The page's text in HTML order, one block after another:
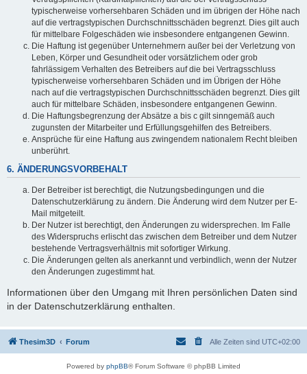
typischerweise vorhersehbaren Schäden und im übrigen der Höhe nach
auf die vertragstypischen Durchschnittsschäden begrenzt. Dies gilt auch
für mittelbare Folgeschäden wie insbesondere entgangenen Gewinn.
Die Haftung ist gegenüber Unternehmern außer bei der Verletzung von
Leben, Körper und Gesundheit oder vorsätzlichem oder grob
fahrlässigem Verhalten des Betreibers auf die bei Vertragsschluss
typischerweise vorhersehbaren Schäden und im Übrigen der Höhe
nach auf die vertragstypischen Durchschnittsschäden begrenzt. Dies gilt
auch für mittelbare Schäden, insbesondere entgangenen Gewinn.
Die Haftungsbegrenzung der Absätze a bis c gilt sinngemäß auch
zugunsten der Mitarbeiter und Erfüllungsgehilfen des Betreibers.
Ansprüche für eine Haftung aus zwingendem nationalem Recht bleiben
unberührt.
6. ÄNDERUNGSVORBEHALT
Der Betreiber ist berechtigt, die Nutzungsbedingungen und die
Datenschutzerklärung zu ändern. Die Änderung wird dem Nutzer per E-
Mail mitgeteilt.
Der Nutzer ist berechtigt, den Änderungen zu widersprechen. Im Falle
des Widerspruchs erlischt das zwischen dem Betreiber und dem Nutzer
bestehende Vertragsverhältnis mit sofortiger Wirkung.
Die Änderungen gelten als anerkannt und verbindlich, wenn der Nutzer
den Änderungen zugestimmt hat.
Informationen über den Umgang mit Ihren persönlichen Daten sind
in der Datenschutzerklärung enthalten.
Thesim3D Forum Alle Zeiten sind UTC+02:00
Powered by phpBB® Forum Software © phpBB Limited